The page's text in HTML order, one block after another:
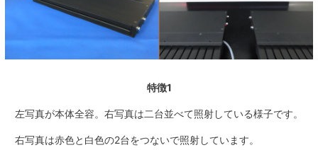
特徴1
左写真が本体全容。右写真は二台並べて照射している様子です。
右写真は赤色と白色の2台をつないで照射しています。